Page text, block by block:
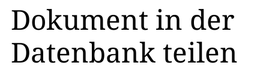
Dokument in der
Datenbank teilen